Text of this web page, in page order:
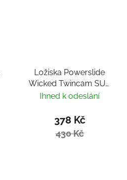
Ložiska Powerslide
Wicked Twincam SUS
Rustproof (4ks)
Ihned k odeslání
378 Kč
430 Kč